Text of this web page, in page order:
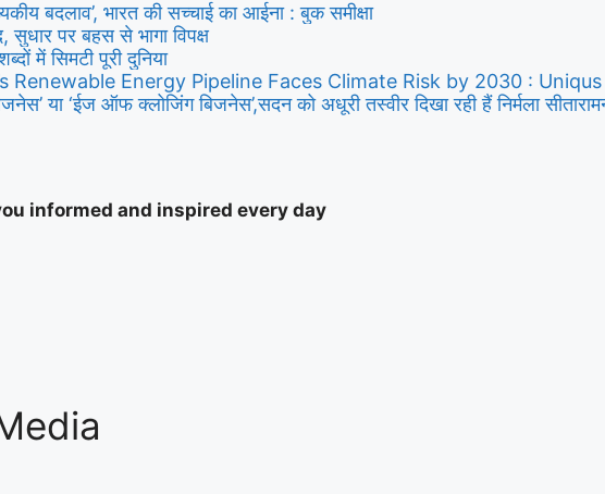
बदलाव’, भारत की सच्चाई का आईना : बुक समीक्षा
सुधार पर बहस से भागा विपक्ष
में सिमटी पूरी दुनिया
Renewable Energy Pipeline Faces Climate Risk by 2030 :
या ‘ईज ऑफ क्लोजिंग बिजनेस’,सदन को अधूरी तस्वीर दिखा रही हैं निर्मला
informed and inspired every day